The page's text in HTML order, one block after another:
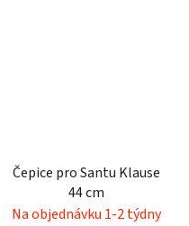
Čepice pro Santu Klause
44 cm
Na objednávku 1-2 týdny